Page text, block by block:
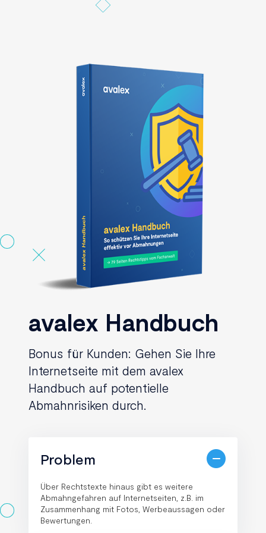
avalex Handbuch
Bonus für Kunden: Gehen Sie Ihre
Internetseite mit dem avalex
Handbuch auf potentielle
Abmahnrisiken durch.
Problem
Über Rechtstexte hinaus gibt es weitere
Abmahngefahren auf Internetseiten, z.B. im
Zusammenhang mit Fotos, Werbeaussagen oder
Bewertungen.